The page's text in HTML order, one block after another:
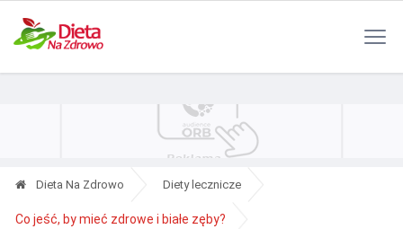
Dieta Na Zdrowo Diety lecznicze
Co jeść, by mieć zdrowe i białe zęby?